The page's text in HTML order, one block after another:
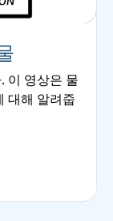
이 영상은 물
대해 알려줍